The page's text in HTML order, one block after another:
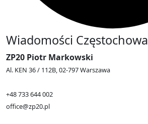
Wiadomości Częstochowa
ZP20 Piotr Markowski
Al. KEN 36 / 112B, 02-797 Warszawa
+48 733 644 002
office@zp20.pl